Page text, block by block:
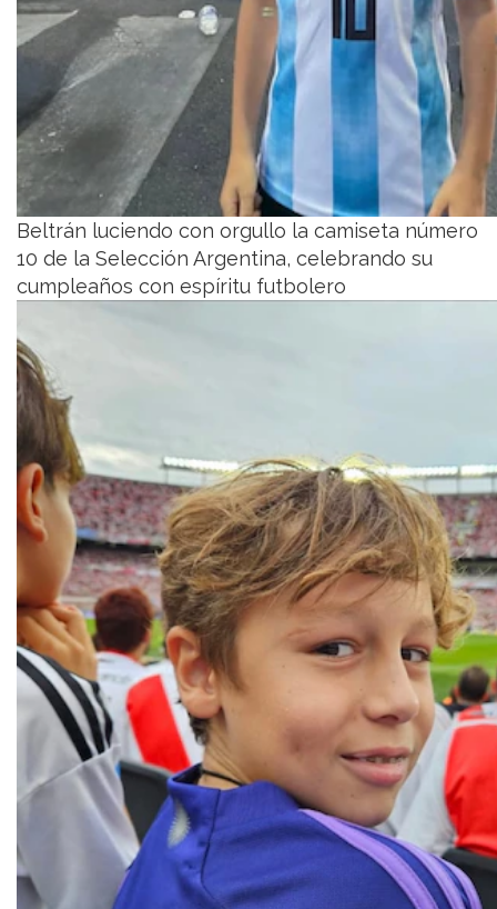
Beltrán luciendo con orgullo la camiseta número
10 de la Selección Argentina, celebrando su
cumpleaños con espíritu futbolero